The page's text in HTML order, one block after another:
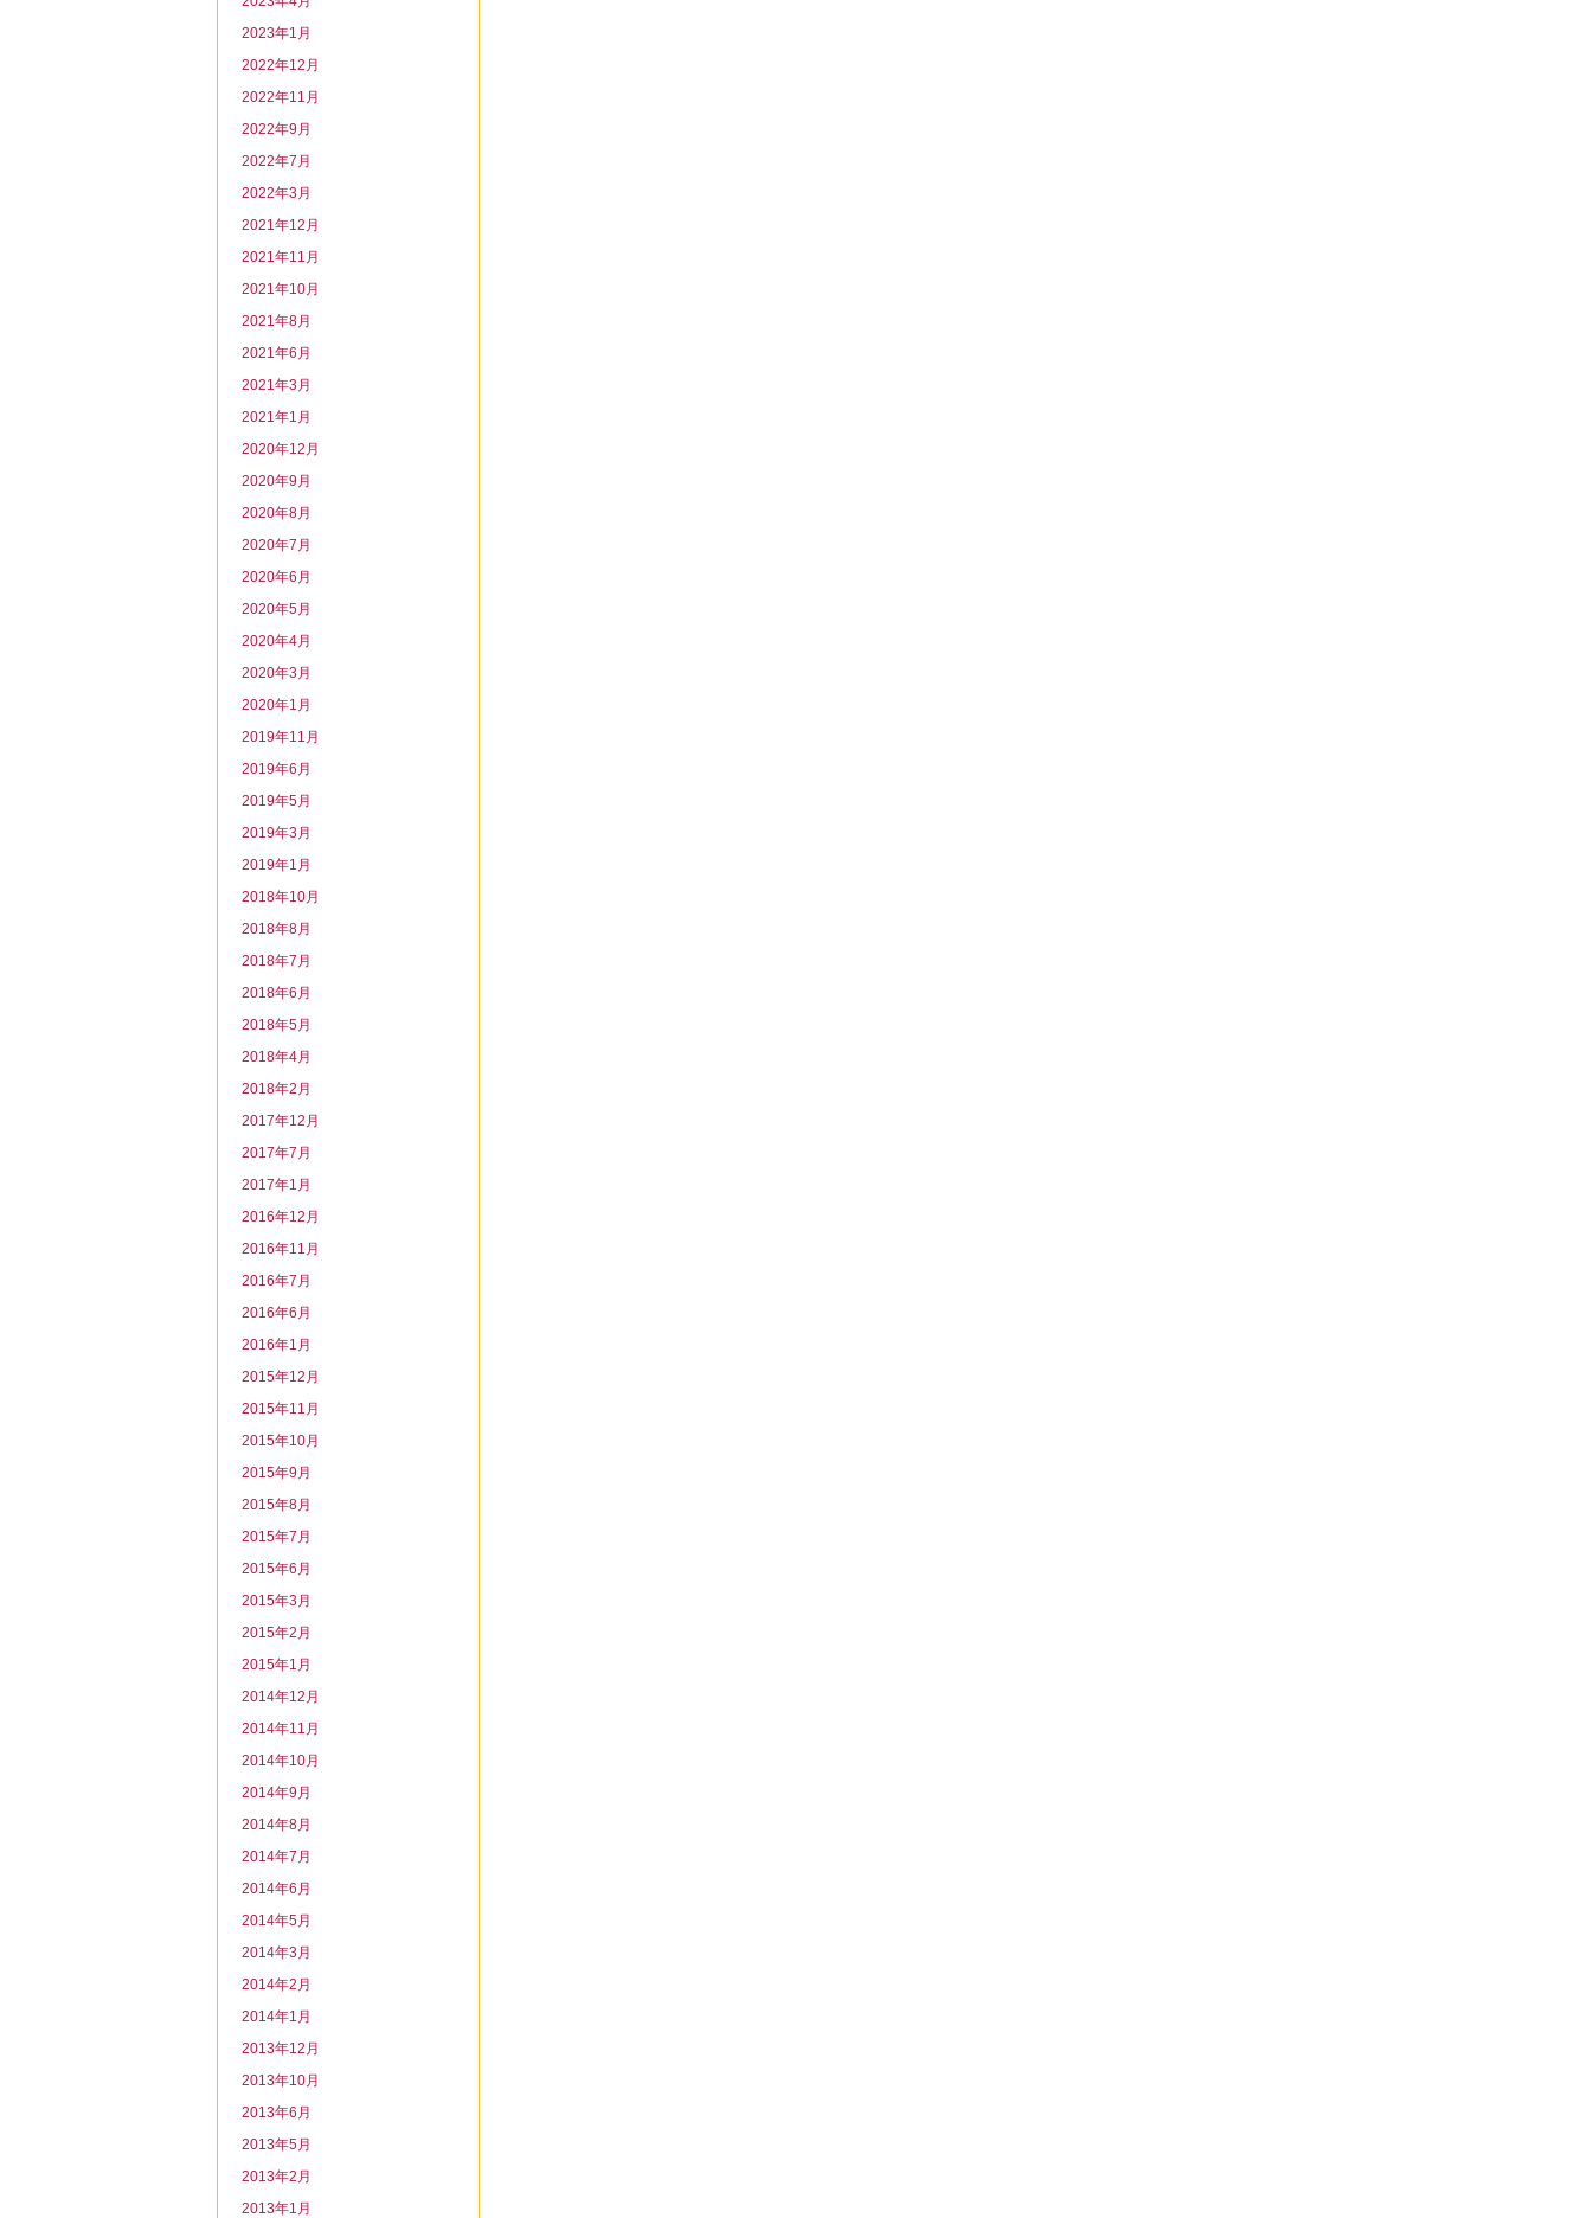
2023年1月
2022年12月
2022年11月
2022年9月
2022年7月
2022年3月
2021年12月
2021年11月
2021年10月
2021年8月
2021年6月
2021年3月
2021年1月
2020年12月
2020年9月
2020年8月
2020年7月
2020年6月
2020年5月
2020年4月
2020年3月
2020年1月
2019年11月
2019年6月
2019年5月
2019年3月
2019年1月
2018年10月
2018年8月
2018年7月
2018年6月
2018年5月
2018年4月
2018年2月
2017年12月
2017年7月
2017年1月
2016年12月
2016年11月
2016年7月
2016年6月
2016年1月
2015年12月
2015年11月
2015年10月
2015年9月
2015年8月
2015年7月
2015年6月
2015年3月
2015年2月
2015年1月
2014年12月
2014年11月
2014年10月
2014年9月
2014年8月
2014年7月
2014年6月
2014年5月
2014年3月
2014年2月
2014年1月
2013年12月
2013年10月
2013年6月
2013年5月
2013年2月
2013年1月